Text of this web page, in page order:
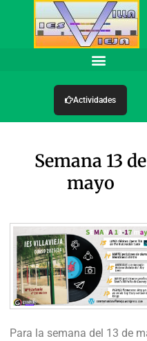
Actividades
Semana 13 de
mayo
Para la semana del 13 de